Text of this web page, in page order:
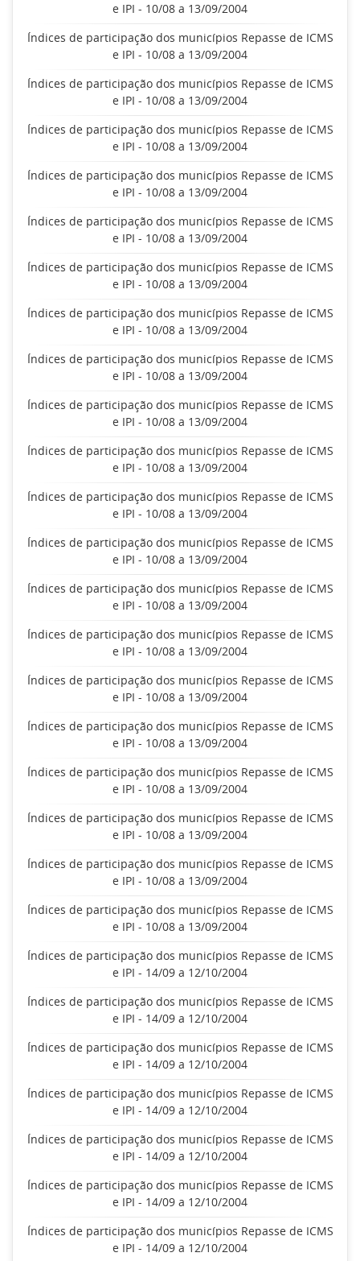
e IPI - 10/08 a 13/09/2004
Índices de participação dos municípios Repasse de ICMS
e IPI - 10/08 a 13/09/2004
Índices de participação dos municípios Repasse de ICMS
e IPI - 10/08 a 13/09/2004
Índices de participação dos municípios Repasse de ICMS
e IPI - 10/08 a 13/09/2004
Índices de participação dos municípios Repasse de ICMS
e IPI - 10/08 a 13/09/2004
Índices de participação dos municípios Repasse de ICMS
e IPI - 10/08 a 13/09/2004
Índices de participação dos municípios Repasse de ICMS
e IPI - 10/08 a 13/09/2004
Índices de participação dos municípios Repasse de ICMS
e IPI - 10/08 a 13/09/2004
Índices de participação dos municípios Repasse de ICMS
e IPI - 10/08 a 13/09/2004
Índices de participação dos municípios Repasse de ICMS
e IPI - 10/08 a 13/09/2004
Índices de participação dos municípios Repasse de ICMS
e IPI - 10/08 a 13/09/2004
Índices de participação dos municípios Repasse de ICMS
e IPI - 10/08 a 13/09/2004
Índices de participação dos municípios Repasse de ICMS
e IPI - 10/08 a 13/09/2004
Índices de participação dos municípios Repasse de ICMS
e IPI - 10/08 a 13/09/2004
Índices de participação dos municípios Repasse de ICMS
e IPI - 10/08 a 13/09/2004
Índices de participação dos municípios Repasse de ICMS
e IPI - 10/08 a 13/09/2004
Índices de participação dos municípios Repasse de ICMS
e IPI - 10/08 a 13/09/2004
Índices de participação dos municípios Repasse de ICMS
e IPI - 10/08 a 13/09/2004
Índices de participação dos municípios Repasse de ICMS
e IPI - 10/08 a 13/09/2004
Índices de participação dos municípios Repasse de ICMS
e IPI - 10/08 a 13/09/2004
Índices de participação dos municípios Repasse de ICMS
e IPI - 10/08 a 13/09/2004
Índices de participação dos municípios Repasse de ICMS
e IPI - 14/09 a 12/10/2004
Índices de participação dos municípios Repasse de ICMS
e IPI - 14/09 a 12/10/2004
Índices de participação dos municípios Repasse de ICMS
e IPI - 14/09 a 12/10/2004
Índices de participação dos municípios Repasse de ICMS
e IPI - 14/09 a 12/10/2004
Índices de participação dos municípios Repasse de ICMS
e IPI - 14/09 a 12/10/2004
Índices de participação dos municípios Repasse de ICMS
e IPI - 14/09 a 12/10/2004
Índices de participação dos municípios Repasse de ICMS
e IPI - 14/09 a 12/10/2004